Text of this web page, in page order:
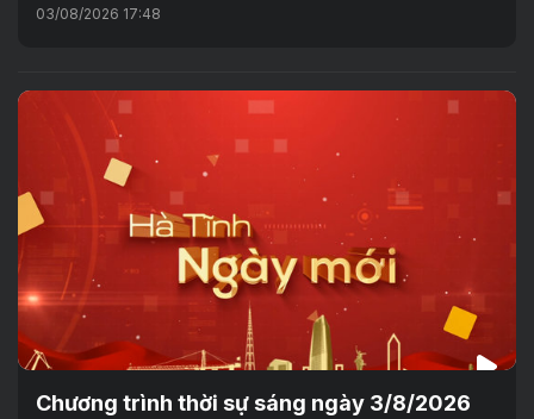
03/08/2026 17:48
Chương trình thời sự sáng ngày 3/8/2026